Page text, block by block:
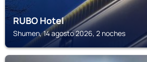
RUBO Hotel
Shumen, 14 agosto 2026, 2 noches